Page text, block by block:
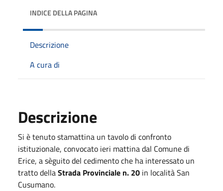
INDICE DELLA PAGINA
Descrizione
A cura di
Descrizione
Si è tenuto stamattina un tavolo di confronto
istituzionale, convocato ieri mattina dal Comune di
Erice, a sèguito del cedimento che ha interessato un
tratto dellaStrada Provinciale n. 20 in località San
Cusumano.